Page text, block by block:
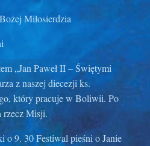
Miłosierdzia
„Jan Paweł II – Świętymi
z naszej diecezji ks.
który pracuje w Boliwii. Po
rzecz Misji.
o 9. 30 Festiwal pieśni o Janie